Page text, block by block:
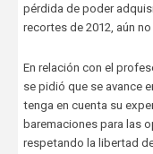
pérdida de poder
recortes de 2012, aún
En relación con el
se pidió que se avance
tenga en cuenta su
baremaciones para las
respetando la libertad